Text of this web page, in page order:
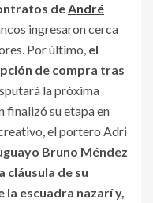
deAndré
ingresaron cerca
Por último, el
de compra tras
la próxima
finalizó su etapa en
el portero Adri
Bruno Méndez
cláusula de su
escuadra nazarí y,